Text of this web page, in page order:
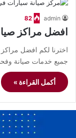
admin
82
افضل مراكز
اخترنا لكم افضل
جميع خدمات صيانة
أكمل القراءة »